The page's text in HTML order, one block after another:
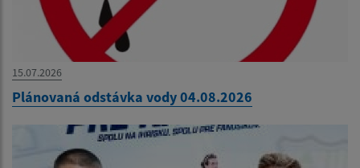
15.07.2026
Plánovaná odstávka vody 04.08.2026